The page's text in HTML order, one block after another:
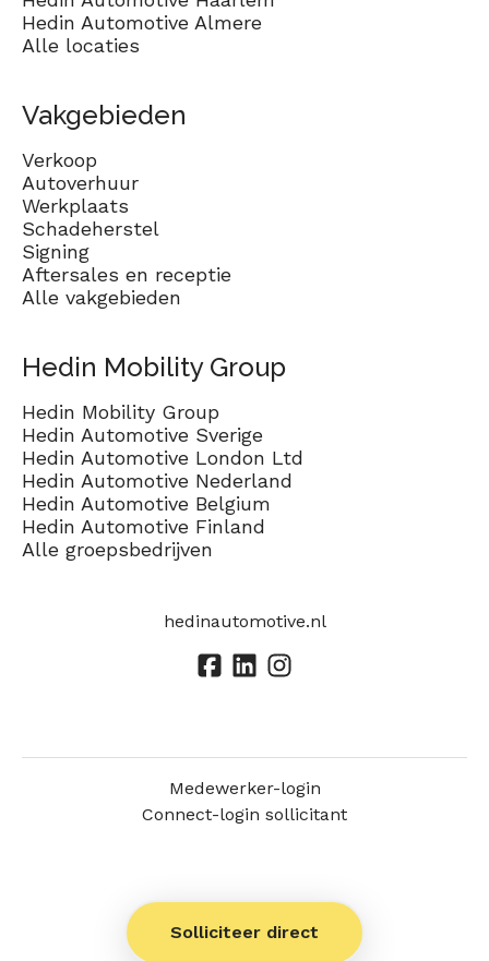
Solliciteer direct
Hedin Automotive Almere
Alle locaties
Vakgebieden
Verkoop
Autoverhuur
Werkplaats
Schadeherstel
Signing
Aftersales en receptie
Alle vakgebieden
Hedin Mobility Group
Hedin Mobility Group
Hedin Automotive Sverige
Hedin Automotive London Ltd
Hedin Automotive Nederland
Hedin Automotive Belgium
Hedin Automotive Finland
Alle groepsbedrijven
hedinautomotive.nl
Medewerker-login
Connect-login sollicitant